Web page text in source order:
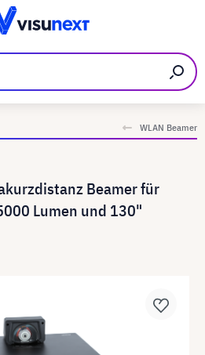
WLAN Beamer
Beamer für
Lumen und 130"